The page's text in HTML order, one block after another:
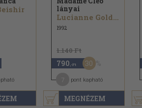
MEGNÉZEM
lányai
Lucianne Goldberg
1992
1.140 Ft
790 ,-Ft 30
pont kapható